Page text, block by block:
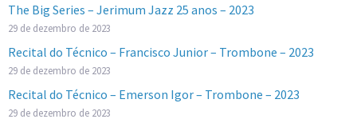
The Big Series – Jerimum Jazz 25 anos – 2023
29 de dezembro de 2023
Recital do Técnico – Francisco Junior – Trombone – 2023
29 de dezembro de 2023
Recital do Técnico – Emerson Igor – Trombone – 2023
29 de dezembro de 2023